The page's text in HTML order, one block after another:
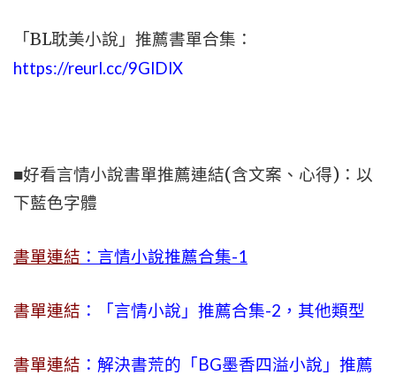
「BL耽美小說」推薦書單合集：
https://reurl.cc/9GlDlX
■好看言情小說書單推薦連結(含文案、心得)：以
下藍色字體
書單連結 ：言情小說推薦合集-1
書單連結 ：「言情小說」推薦合集-2，其他類型
書單連結 ：解決書荒的「BG墨香四溢小說」推薦